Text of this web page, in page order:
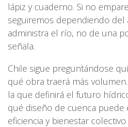
lápiz y cuaderno. Si no
seguiremos dependiendo del
administra el río, no de una
señala.
Chile sigue preguntándose
qué obra traerá más
la que definirá el futuro
qué diseño de cuenca puede
eficiencia y bienestar